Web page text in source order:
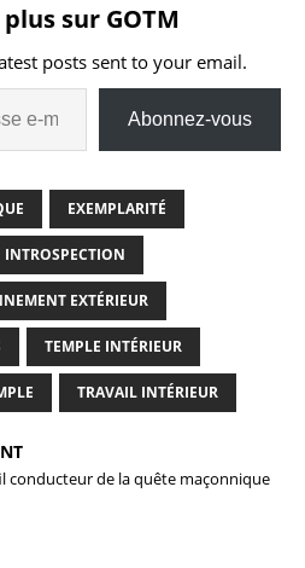
sur GOTM
posts sent to your email.
Abonnez-vous
EXEMPLARITÉ
INTROSPECTION
EXTÉRIEUR
TEMPLE INTÉRIEUR
TRAVAIL INTÉRIEUR
conducteur de la quête maçonnique